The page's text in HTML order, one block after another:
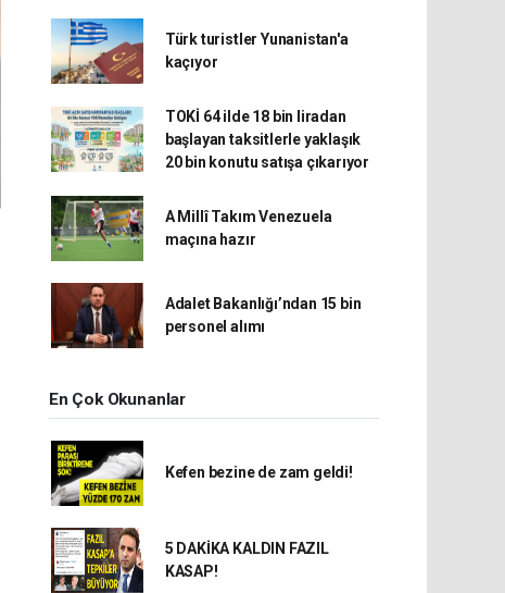
Türk turistler Yunanistan'a
kaçıyor
TOKİ 64 ilde 18 bin liradan
başlayan taksitlerle yaklaşık
20 bin konutu satışa çıkarıyor
A Millî Takım Venezuela
maçına hazır
Adalet Bakanlığı’ndan 15 bin
personel alımı
En Çok Okunanlar
Kefen bezine de zam geldi!
5 DAKİKA KALDIN FAZIL
KASAP!